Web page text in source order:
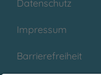
Datenschutz
Impressum
Barrierefreiheit